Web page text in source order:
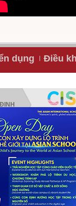
dụng Điều
© 2013 The Asian